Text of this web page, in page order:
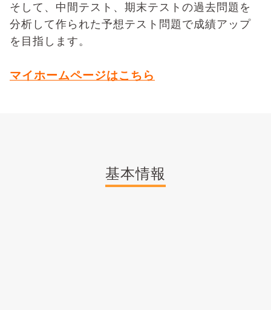
そして、中間テスト、期末テストの過去問題を
分析して作られた予想テスト問題で成績アップ
を目指します。
マイホームページはこちら
基本情報